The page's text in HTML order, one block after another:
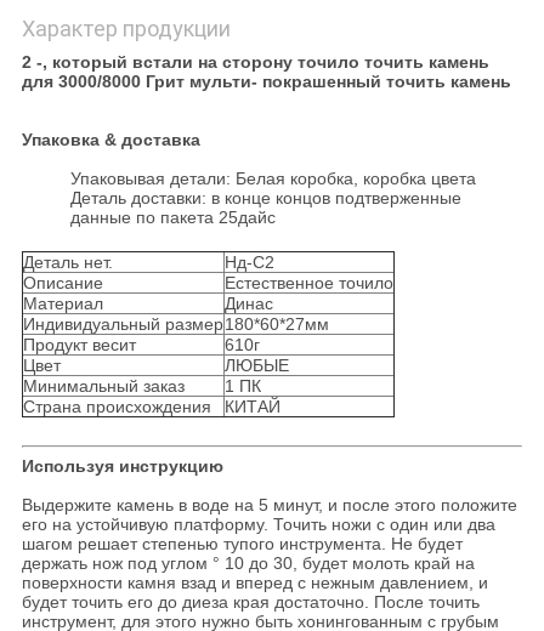
Характер продукции
2 -, который встали на сторону точило точить камень
для 3000/8000 Грит мульти- покрашенный точить камень
Упаковка & доставка
Упаковывая детали: Белая коробка, коробка цвета
Деталь доставки: в конце концов подтверженные
данные по пакета 25дайс
Деталь нет.
Нд-С2
Описание
Естественное точило
Материал
Динас
Индивидуальный размер180*60*27мм
Продукт весит
610г
Цвет
ЛЮБЫЕ
Минимальный заказ
1 ПК
Страна происхождения
КИТАЙ
Используя инструкцию
Выдержите камень в воде на 5 минут, и после этого положите
его на устойчивую платформу. Точить ножи с один или два
шагом решает степенью тупого инструмента. Не будет
держать нож под углом ° 10 до 30, будет молоть край на
поверхности камня взад и вперед с нежным давлением, и
будет точить его до диеза края достаточно. После точить
инструмент, для этого нужно быть хонингованным с грубым